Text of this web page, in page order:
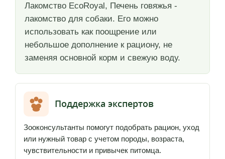
Лакомство EcoRoyal, Печень говяжья -
лакомство для собаки. Его можно
использовать как поощрение или
небольшое дополнение к рациону, не
заменяя основной корм и свежую воду.
Поддержка экспертов
Зооконсультанты помогут подобрать рацион, уход
или нужный товар с учетом породы, возраста,
чувствительности и привычек питомца.